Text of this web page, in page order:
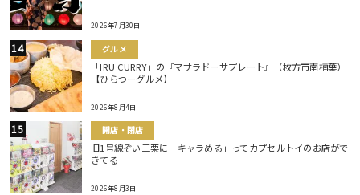
2026年7月30日
グルメ
「IRU CURRY」の『マサラドーサプレート』（枚方市南楠葉）
【ひらつーグルメ】
2026年8月4日
開店・閉店
旧1号線ぞい三栗に「キャラめる」ってカプセルトイのお店がで
きてる
2026年8月3日